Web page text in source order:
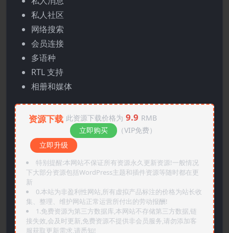
私人社区
网络搜索
会员连接
多语种
RTL 支持
相册和媒体
资源下载 此资源下载价格为 9.9 RMB
立即购买
（VIP免费）
立即升级
特别提醒:本网站不保证所有资源永久更新资源!一般情况
下大部分资源包括WordPress主题和插件资源等随时都在更
新
0.本站为非盈利性网站,所有虚拟产品标注的价格为站长收
集、整理、维护网站正常运营所付出的劳动报酬!
1.免费资源为第三方数据库,本网站不存储第三方数据,链
接失效,会及时更新,免费资源不提供非会员服务,请勿添加客
服获取更新需求,请悉知!